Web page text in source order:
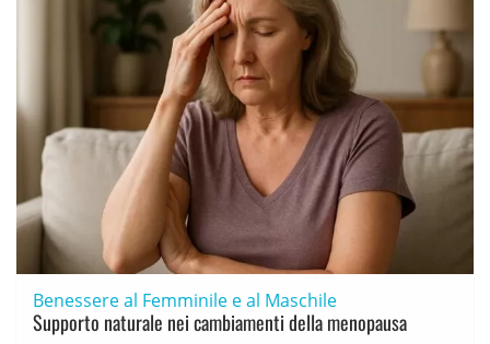
Benessere al Femminile e al Maschile
Supporto naturale nei cambiamenti della menopausa